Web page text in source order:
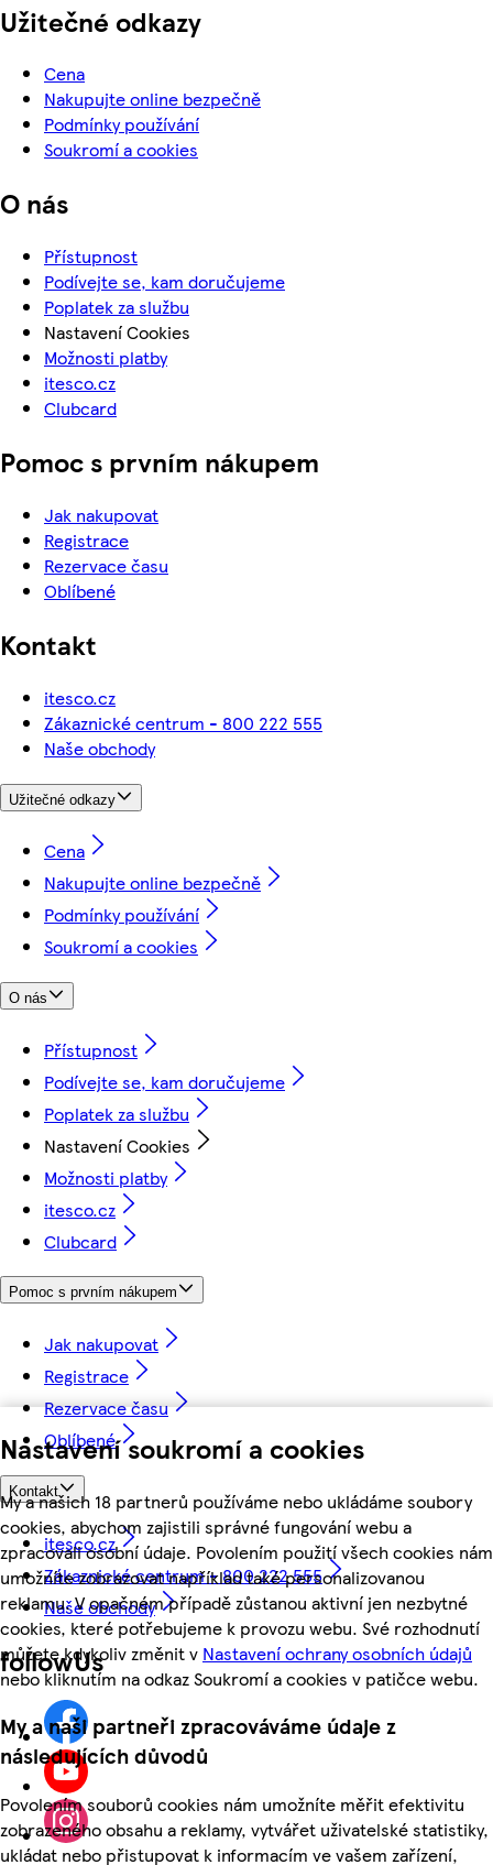
Nastavení soukromí a cookies
My a našich 18 partnerů používáme nebo ukládáme soubory
cookies, abychom zajistili správné fungování webu a
zpracovali osobní údaje. Povolením použití všech cookies nám
umožníte zobrazovat například také personalizovanou
reklamu. V opačném případě zůstanou aktivní jen nezbytné
cookies, které potřebujeme k provozu webu. Své rozhodnutí
můžete kdykoliv změnit v Nastavení ochrany osobních údajů
nebo kliknutím na odkaz Soukromí a cookies v patičce webu.
My a naši partneři zpracováváme údaje z
následujících důvodů
Povolením souborů cookies nám umožníte měřit efektivitu
zobrazeného obsahu a reklamy, vytvářet uživatelské statistiky,
ukládat nebo přistupovat k informacím ve vašem zařízení,
Užitečné odkazy
Cena
Nakupujte online bezpečně
Podmínky používání
Soukromí a cookies
O nás
Přístupnost
Podívejte se, kam doručujeme
Poplatek za službu
Nastavení Cookies
Možnosti platby
itesco.cz
Clubcard
Pomoc s prvním nákupem
Jak nakupovat
Registrace
Rezervace času
Oblíbené
Kontakt
itesco.cz
Zákaznické centrum - 800 222 555
Naše obchody
Užitečné odkazy
Cena
Nakupujte online bezpečně
Podmínky používání
Soukromí a cookies
O nás
Přístupnost
Podívejte se, kam doručujeme
Poplatek za službu
Nastavení Cookies
Možnosti platby
itesco.cz
Clubcard
Pomoc s prvním nákupem
Jak nakupovat
Registrace
Rezervace času
Oblíbené
Kontakt
itesco.cz
Zákaznické centrum - 800 222 555
Naše obchody
followUs